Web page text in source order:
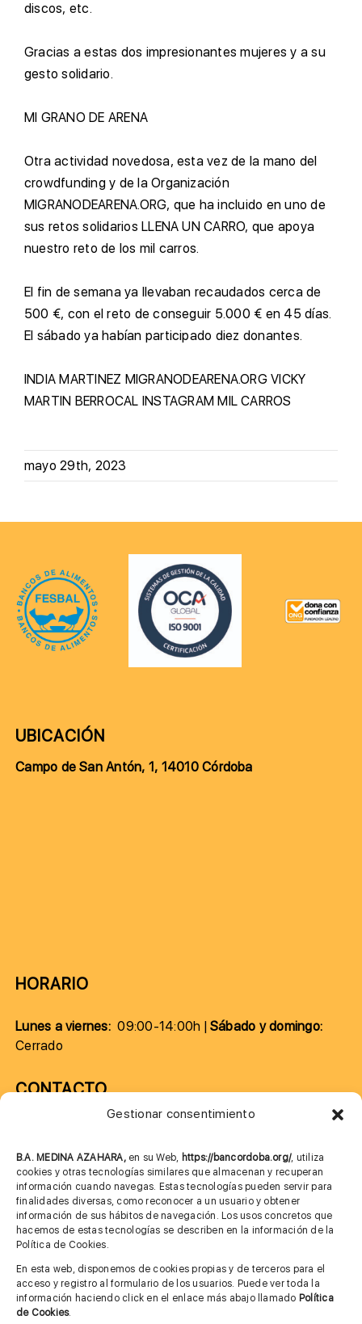
Gestionar consentimiento
B.A. MEDINA AZAHARA, en su Web, https://bancordoba.org/, utiliza
cookies y otras tecnologías similares que almacenan y recuperan
información cuando navegas. Estas tecnologías pueden servir para
finalidades diversas, como reconocer a un usuario y obtener
información de sus hábitos de navegación. Los usos concretos que
hacemos de estas tecnologías se describen en la información de la
Política de Cookies.
En esta web, disponemos de cookies propias y de terceros para el
acceso y registro al formulario de los usuarios. Puede ver toda la
información haciendo click en el enlace más abajo llamado Política
de Cookies.
discos, etc.
Gracias a estas dos impresionantes mujeres y a su
gesto solidario.
M I GRANO DE ARENA
Otra actividad novedosa, esta vez de la mano del
crowdfunding y de la Organización
MIGRANODEARENA.ORG, que ha incluido en uno de
sus retos solidarios LLENA UN CARRO, que apoya
nuestro reto de los mil carros.
E l fin de semana ya llevaban recaudados cerca de
500 €, con el reto de conseguir 5.000 € en 45 días.
El sábado ya habían participado diez donantes.
INDIA MARTINEZ MIGRANODEARENA.ORG VICKY
MARTIN BERROCAL INSTAGRAM MIL CARROS
mayo 29th, 2023
UBICACIÓN
Campo de San Antón, 1, 14010 Córdoba
HORARIO
Lunes a viernes:09:00-14:00h |Sábado y domingo:
Cerrado
CONTACTO
685 901 226
MÁS INFORMACIÓN
Aviso legal
Política de privacidad